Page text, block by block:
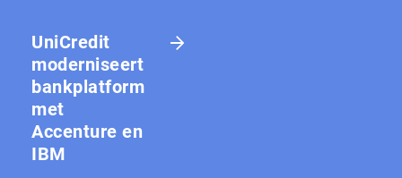
UniCredit
moderniseert
bankplatform
met
Accenture en
IBM